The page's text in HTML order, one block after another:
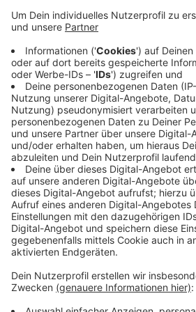
Winter zu warm. Das hat dazu
Gevelsberger Stadtwald sind
befallen. Laut Stadt besteht die
Baumkronen brechen. Zum Schutz
sollen die betroffenen Fichten
werden. Die Fläche umfasst etwa
sechs Prozent des Stadtwaldes.
Asker Straße finden
deshalb zeitweise gesperrt
beginnen noch im Dezember und
Anzeige